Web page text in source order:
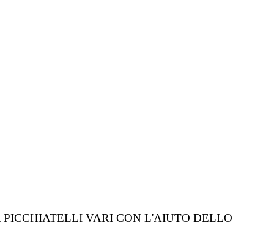
VARI CON L'AIUTO DELLO